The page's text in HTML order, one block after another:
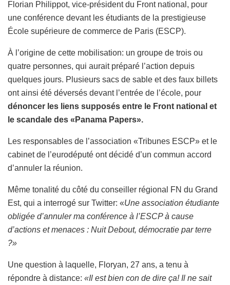
Florian Philippot, vice-président du Front national, pour
une conférence devant les étudiants de la prestigieuse
École supérieure de commerce de Paris (ESCP).
À l’origine de cette mobilisation: un groupe de trois ou
quatre personnes, qui aurait préparé l’action depuis
quelques jours. Plusieurs sacs de sable et des faux billets
ont ainsi été déversés devant l’entrée de l’école, pour
dénoncer les liens supposés entre le Front national et
le scandale des «Panama Papers».
Les responsables de l’association «Tribunes ESCP» et le
cabinet de l’eurodéputé ont décidé d’un commun accord
d’annuler la réunion.
Même tonalité du côté du conseiller régional FN du Grand
Est, qui a interrogé sur Twitter: «Une association étudiante
obligée d’annuler ma conférence à l’ESCP à cause
d’actions et menaces : Nuit Debout, démocratie par terre
?»
Une question à laquelle, Floryan, 27 ans, a tenu à
répondre à distance: «Il est bien con de dire ça! Il ne sait